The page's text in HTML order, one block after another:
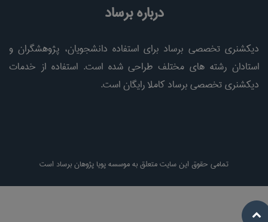
درباره برساد
دیکشنری تخصصی برساد برای استفاده دانشجویان، پژوهشگران و
استادان رشته های مختلف طراحی شده است. استفاده از خدمات
دیکشنری تخصصی برساد کاملا رایگان است.
تمامی حقوق این سایت متعلق به موسسه پویا پژوهان برساد است